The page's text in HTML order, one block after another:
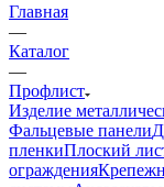
Главная
—
Каталог
—
Профлист
Изделие
Фальцевые панели
пленкиПлоский
ограждения